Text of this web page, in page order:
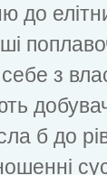
до
себе з
б до